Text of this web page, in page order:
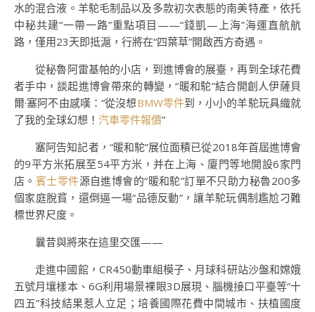
水的混合液。羊駝毛制品以及多款初次表態的南美特產，依托
中秘共建“一帶一路”重點項目——“錢凱—上海”海運直航航
路，僅用23天即抵滬，行將在“四葉草”開啟西方奇遇。
從秘魯阿雷基帕的小店，到進博會的展臺，再到全球花費
者手中，談起進博會帶來的轉變，“暖和駝”結合開創人伊薩貝
爾·塞阿不由感嘆：“從沒想BMW零件到，小小的羊駝玩具織就
了我的全球幻想！ 汽車零件報價”
塞阿告知記者，“暖和駝”展位面積已從2018年首屆進博會
的9平方米拓展至54平方米，并在上海、廈門等地開設6家門
店。 賓士零件源自進博會的“暖和駝”訂單不只助力秘魯200多
個家庭脫貧，還倒逼一場“品德反動”，讓羊駝玩偶制尷尬刁難
標世界尺度。
曩昔與將來在這里交匯——
走進中國館，CR450動車組模子、月球科研站沙盤和嫦娥
五號月壤樣本、6G利用場景裸眼3D展現、腦機接口平臺等“十
四五”科技結果惹人立足；培養國際花費中間城市、扶植國度